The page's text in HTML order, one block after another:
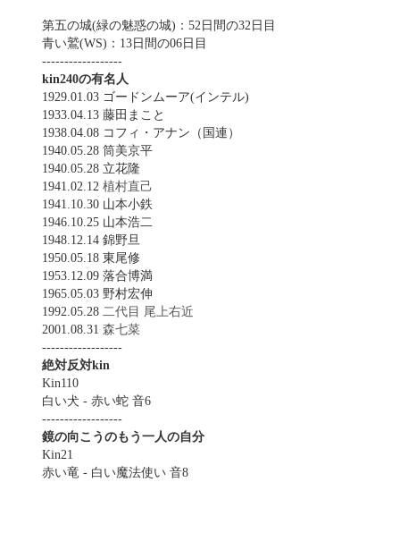
第五の城(緑の魅惑の城)：52日間の32日目
青い鷲(WS)：13日間の06日目
------------------
kin240の有名人
1929.01.03 ゴードンムーア(インテル)
1933.04.13 藤田まこと
1938.04.08 コフィ・アナン（国連）
1940.05.28 筒美京平
1940.05.28 立花隆
1941.02.12 植村直己
1941.10.30 山本小鉄
1946.10.25 山本浩二
1948.12.14 錦野旦
1950.05.18 東尾修
1953.12.09 落合博満
1965.05.03 野村宏伸
1992.05.28 二代目 尾上右近
2001.08.31 森七菜
------------------
絶対反対kin
Kin110
白い犬 - 赤い蛇 音6
------------------
鏡の向こうのもう一人の自分
Kin21
赤い竜 - 白い魔法使い 音8